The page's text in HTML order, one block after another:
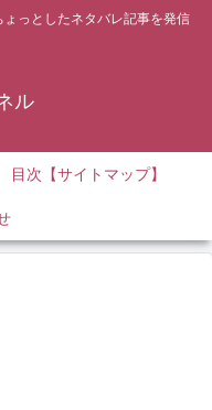
っとしたネタバレ記事を発信
ル
目次【サイトマップ】